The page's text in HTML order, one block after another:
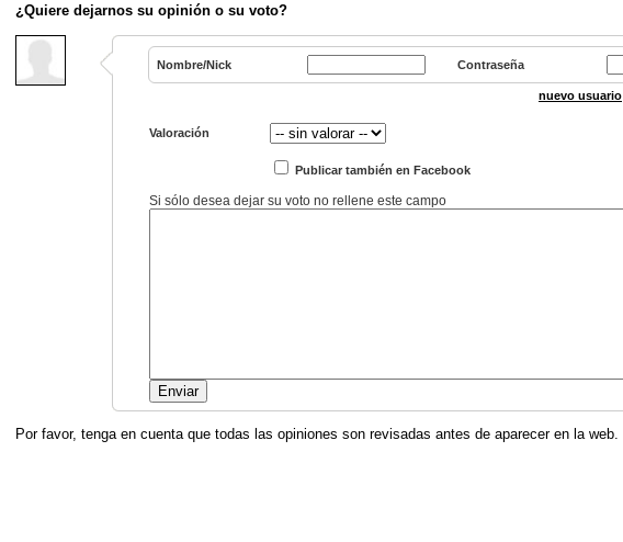
¿Quiere dejarnos su opinión o su voto?
Nombre/Nick Contraseña
nuevo usuario
Valoración
Publicar también en Facebook
Si sólo desea dejar su voto no rellene este campo
Por favor, tenga en cuenta que todas las opiniones son revisadas antes de aparecer en la web.